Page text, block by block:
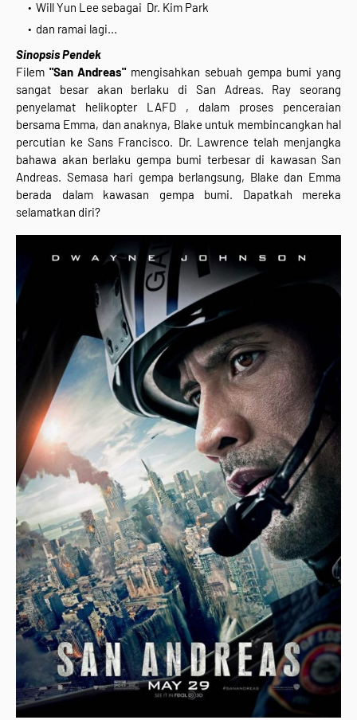
Will Yun Lee sebagai Dr. Kim Park
dan ramai lagi...
Sinopsis Pendek
Filem "San Andreas"mengisahkan sebuah gempa bumi yang
sangat besar akan berlaku di San Adreas. Ray seorang
penyelamat helikopter LAFD , dalam proses penceraian
bersama Emma, dan anaknya, Blake untuk membincangkan hal
percutian ke Sans Francisco. Dr. Lawrence telah menjangka
bahawa akan berlaku gempa bumi terbesar di kawasan San
Andreas. Semasa hari gempa berlangsung, Blake dan Emma
berada dalam kawasan gempa bumi. Dapatkah mereka
selamatkan diri?